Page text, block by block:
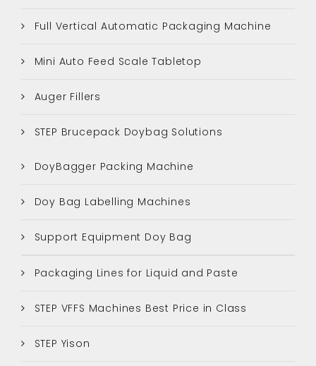
Full Vertical Automatic Packaging Machine
Mini Auto Feed Scale Tabletop
Auger Fillers
STEP Brucepack Doybag Solutions
DoyBagger Packing Machine
Doy Bag Labelling Machines
Support Equipment Doy Bag
Packaging Lines for Liquid and Paste
STEP VFFS Machines Best Price in Class
STEP Yison